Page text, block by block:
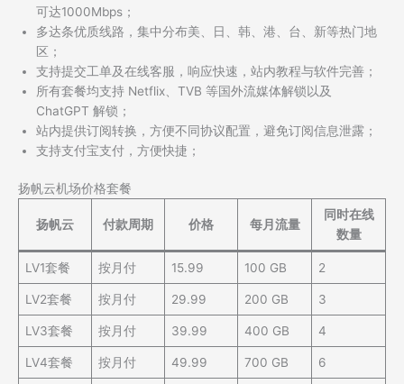
可达1000Mbps；
多达条优质线路，集中分布美、日、韩、港、台、新等热门地
区；
支持提交工单及在线客服，响应快速，站内教程与软件完善；
所有套餐均支持 Netflix、TVB 等国外流媒体解锁以及
ChatGPT 解锁；
站内提供订阅转换，方便不同协议配置，避免订阅信息泄露；
支持支付宝支付，方便快捷；
扬帆云机场价格套餐
扬帆云 付款周期 价格 每月流量
同时在线
数量
LV1套餐 按月付 15.99 100 GB 2
LV2套餐 按月付 29.99 200 GB 3
LV3套餐 按月付 39.99 400 GB 4
LV4套餐 按月付 49.99 700 GB 6